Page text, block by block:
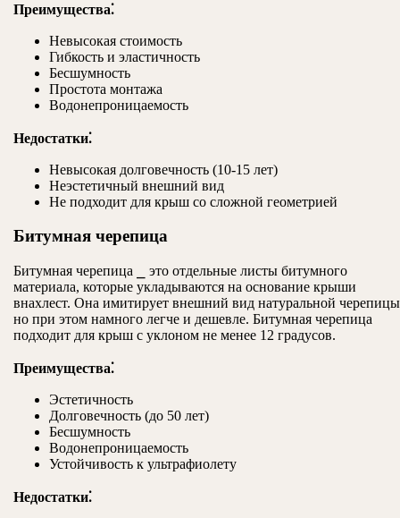
Преимущества⁚
Невысокая стоимость
Гибкость и эластичность
Бесшумность
Простота монтажа
Водонепроницаемость
Недостатки⁚
Невысокая долговечность (10-15 лет)
Неэстетичный внешний вид
Не подходит для крыш со сложной геометрией
Битумная черепица
Битумная черепица ⎯ это отдельные листы битумного
материала, которые укладываются на основание крыши
внахлест. Она имитирует внешний вид натуральной
но при этом намного легче и дешевле. Битумная черепица
подходит для крыш с уклоном не менее 12 градусов.
Преимущества⁚
Эстетичность
Долговечность (до 50 лет)
Бесшумность
Водонепроницаемость
Устойчивость к ультрафиолету
Недостатки⁚